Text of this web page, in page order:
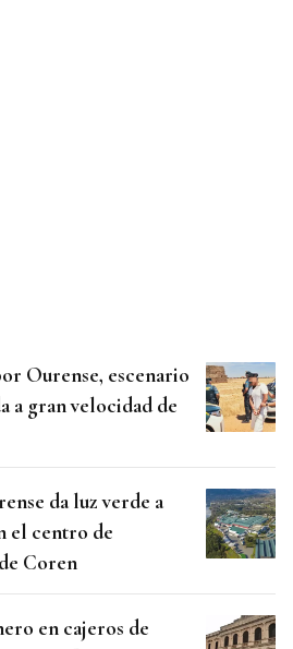
Ourense, escenario
a gran velocidad de
da luz verde a
el centro de
Coren
en cajeros de